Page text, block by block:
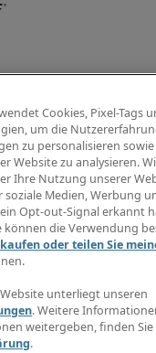
Cookies, Pixel-Tags
um die
zu personalisieren
Website zu analysieren.
Ihre Nutzung unserer
Medien, Werbung
Opt-out-Signal erkannt
können die Verwendung
oder teilen Sie
unterliegt unseren
. Weitere
weitergeben, finden
.